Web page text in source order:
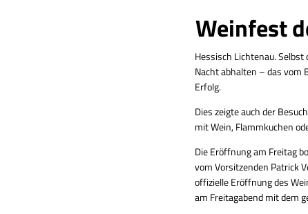
Weinfest
Hessisch Lichtenau.
Nacht abhalten – das vom
Erfolg.
Dies zeigte auch der
mit Wein, Flammkuchen
Die Eröffnung am Freitag
vom Vorsitzenden Patrick
offizielle Eröffnung des
am Freitagabend mit dem